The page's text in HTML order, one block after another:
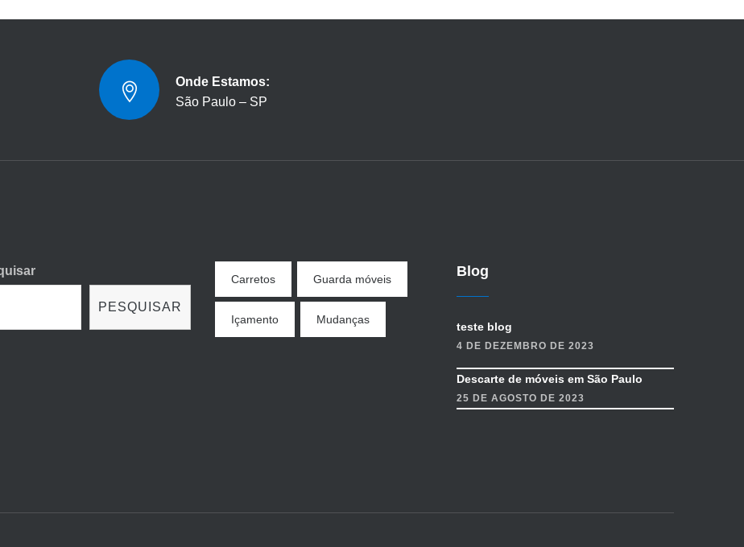
Onde Estamos:
São Paulo – SP
PESQUISAR
Carretos Guarda móveis
Içamento Mudanças
Blog
teste blog
4 DE DEZEMBRO DE 2023
Descarte de móveis em São Paulo
25 DE AGOSTO DE 2023